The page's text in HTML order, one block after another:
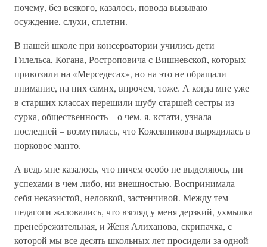
почему, без всякого, казалось, повода вызываю
осуждение, слухи, сплетни.
В нашей школе при консерватории учились дети
Гилельса, Когана, Ростроповича с Вишневской, которых
привозили на «Мерседесах», но на это не обращали
внимание, на них самих, впрочем, тоже. А когда мне уже
в старших классах перешили шубу старшей сестры из
сурка, общественность – о чем, я, кстати, узнала
последней – возмутилась, что Кожевникова вырядилась в
норковое манто.
А ведь мне казалось, что ничем особо не выделяюсь, ни
успехами в чем-либо, ни внешностью. Воспринимала
себя неказистой, неловкой, застенчивой. Между тем
педагоги жаловались, что взгляд у меня дерзкий, ухмылка
пренебрежительная, и Женя Алиханова, скрипачка, с
которой мы все десять школьных лет просидели за одной